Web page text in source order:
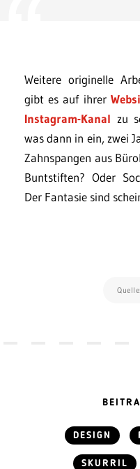
Weitere originelle
gibt es auf ihrer
Instagram-Kanal zu
was dann in ein, zwei
Zahnspangen aus
Buntstiften? Oder
Der Fantasie sind
Quelle:
DESIGN
SKURRIL